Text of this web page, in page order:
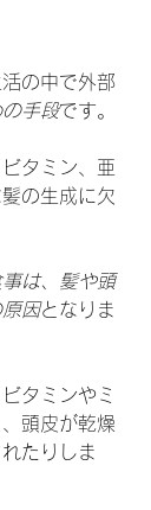
の中で外部
手段です。
タミン、亜
の生成に欠
は、髪や頭
因となりま
タミンやミ
頭皮が乾燥
たりしま